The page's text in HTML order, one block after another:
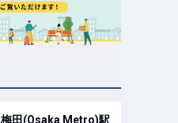
梅田(Osaka Metro)駅